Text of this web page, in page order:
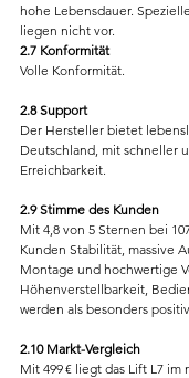
hohe Lebensdauer.
liegen nicht vor.
2.7 Konformität
Volle Konformität.
2.8 Support
Der Hersteller bietet
Deutschland, mit schneller
Erreichbarkeit.
2.9 Stimme des Kunden
Mit 4,8 von 5 Sternen bei
Kunden Stabilität, massive
Montage und hochwertige
Höhenverstellbarkeit,
werden als besonders
2.10 Markt-Vergleich
Mit 499 € liegt das Lift L7